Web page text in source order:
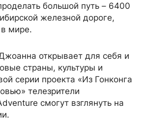
большой путь – 6400
железной дороге,
мире.
открывает для себя и
страны, культуры и
серии проекта «Из Гонконга
телезрители
смогут взглянуть на